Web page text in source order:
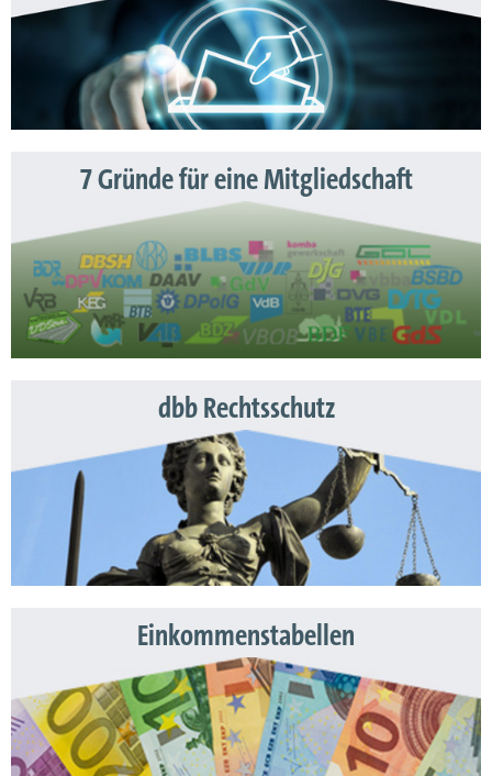
7 Gründe für eine Mitgliedschaft
dbb Rechtsschutz
Einkommenstabellen